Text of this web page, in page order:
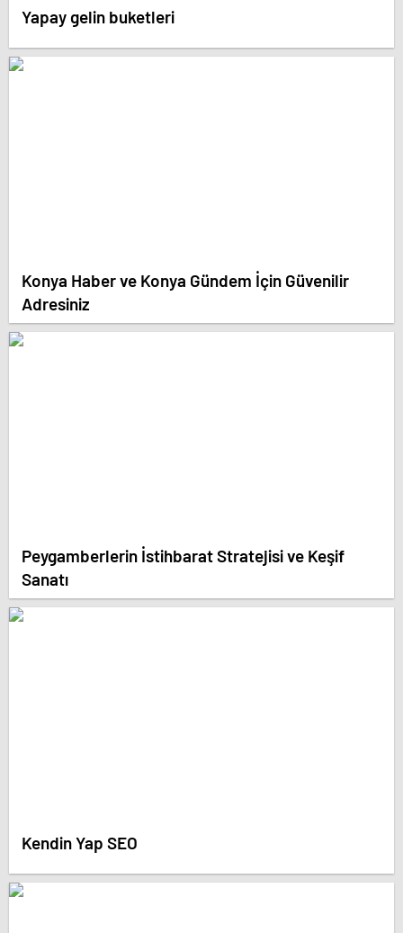
Yapay gelin buketleri
Konya Haber ve Konya Gündem İçin Güvenilir
Adresiniz
Peygamberlerin İstihbarat Stratejisi ve Keşif
Sanatı
Kendin Yap SEO